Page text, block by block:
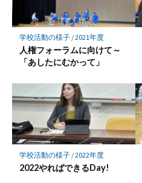
学校活動の様子/2021年度
人権フォーラムに向けて～
「あしたにむかって」
学校活動の様子/2022年度
2022やればできるDay!